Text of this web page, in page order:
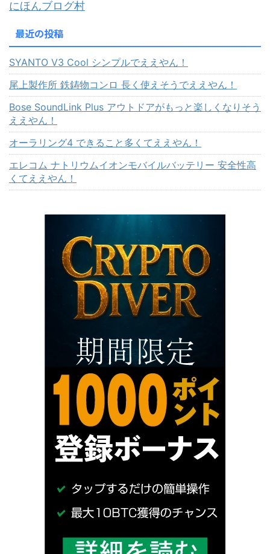
にほんブログ村
最近の投稿
SYANTO V3 Cool シンプルでええやん！
尾上製作所 鉄鋳物コンロ 長く使えそうでええやん！
Bose SoundLink Plus アウトドアがもっと楽しくなりそう
ええやん！
オーラリング4 できること多くてええやん！
エレコム ナトリウムイオンモバイルバッテリー 安全性高
くてええやん！